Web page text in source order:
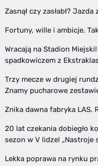
Zasnął czy zasłabł?
Fortuny, wille i ambicje.
Wracają na Stadion
spadkowiczem z
Trzy mecze w drugiej
Znamy pucharowe
Znika dawna fabryka LAS.
20 lat czekania dobiegło
sezon w V lidze! „Nastroje
Lekka poprawa na rynku